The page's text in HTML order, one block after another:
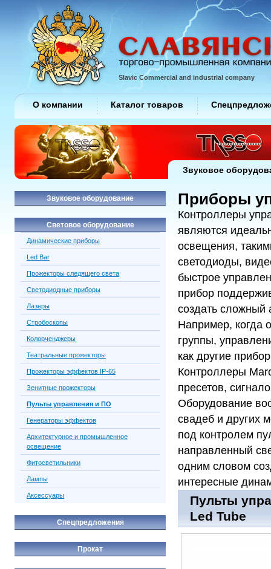
Приборы
Контроллеры
являются
освещения,
светодиоды,
быстрое
прибор
создать сложный
Например, когда
группы,
как другие
Контроллеры
пресетов,
Оборудование
свадеб и других
под контролем
направленный
одним словом
интересные
Пульты
Led Tube
Звуковое оборудование
Световое оборудование
Динамические приборы
Led Bar
Прожекторы следящего света
Светодиодные приборы
Лазеры
Стробоскопы
Колорченджеры
Театральные прожекторы
Прожекторы эффектов IP-65
Зенитные прожекторы
Пульты управления и ПО
Генераторы эффектов
Архитектурное и промышленное
освещение
Фитосветильники
Лампы
Аксессуары
Спецпредложения
Прокат
Slavic Commercial and industrial company
О компании Каталог товаров
Звуковое